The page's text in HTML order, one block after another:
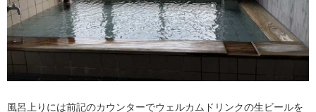
風呂上りには前記のカウンターでウェルカムドリンクの生ビールを